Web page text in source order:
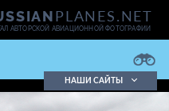
PLANES.NET
АВТОРСКОЙ АВИАЦИОННОЙ ФОТОГРАФИИ
НАШИ САЙТЫ